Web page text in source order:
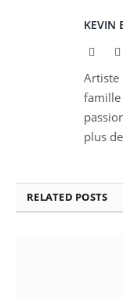
KEVIN
Website
Artiste
famille
plus
RELATED POSTS